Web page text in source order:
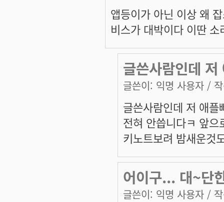
앱등이가 아닌 이상 왜
비스가 대박이다 이딴
글쓴사람인데
글쓴이: 익명 사용자 /
글쓴사람인데 저 애
전혀 안씁니다ㅋ 앞
키노트보려 밤새운것
어이구... 대~단
글쓴이: 익명 사용자 /